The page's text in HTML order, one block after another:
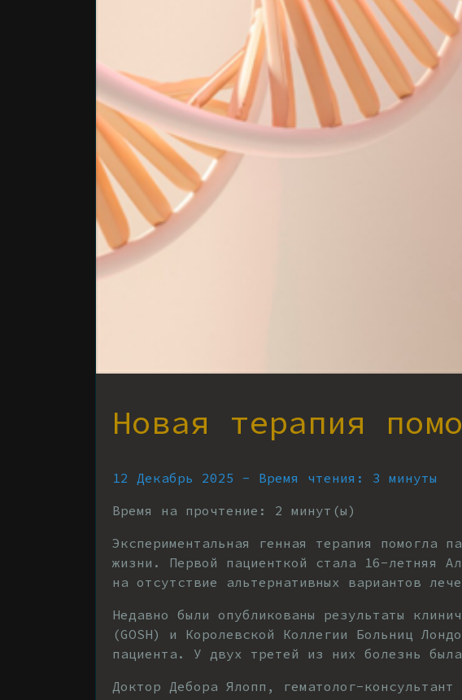
Новая терапия
12 Декабрь 2025 - Время чтения: 3 минуты
Время на прочтение:
2 минут(ы)
Экспериментальная генная терапия помогла
жизни. Первой пациенткой стала 16-летняя
на отсутствие альтернативных вариантов
Недавно были опубликованы результаты
(GOSH) и Королевской Коллегии Больниц
пациента. У двух третей из них болезнь
Доктор Дебора Ялопп, гематолог-